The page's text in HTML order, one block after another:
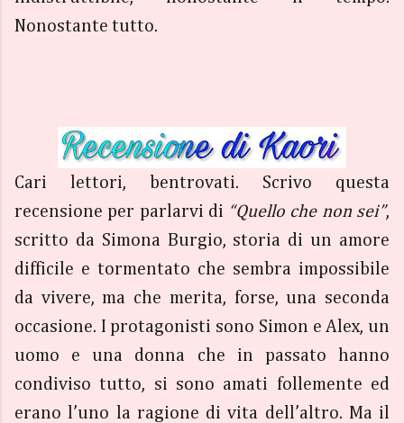
Nonostante tutto.
Cari lettori, bentrovati. Scrivo questa
recensione per parlarvi di “Quello che non sei”,
scritto da Simona Burgio, storia di un amore
difficile e tormentato che sembra impossibile
da vivere, ma che merita, forse, una seconda
occasione. I protagonisti sono Simon e Alex, un
uomo e una donna che in passato hanno
condiviso tutto, si sono amati follemente ed
erano l’uno la ragione di vita dell’altro. Ma il